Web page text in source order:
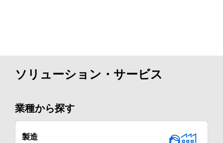
ソリューション・サービス
業種から探す
製造